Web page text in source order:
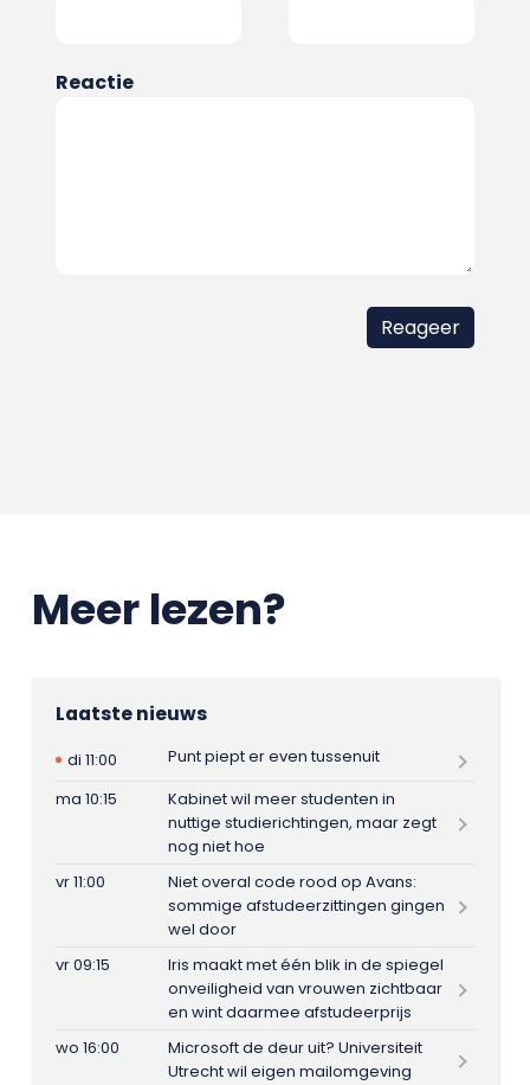
Reactie
Meer lezen?
Laatste nieuws
di 11:00
Punt piept er even tussenuit
ma 10:15
Kabinet wil meer studenten in
nuttige studierichtingen, maar zegt
nog niet hoe
vr 11:00
Niet overal code rood op Avans:
sommige afstudeerzittingen gingen
wel door
vr 09:15
Iris maakt met één blik in de spiegel
onveiligheid van vrouwen zichtbaar
en wint daarmee afstudeerprijs
wo 16:00
Microsoft de deur uit? Universiteit
Utrecht wil eigen mailomgeving